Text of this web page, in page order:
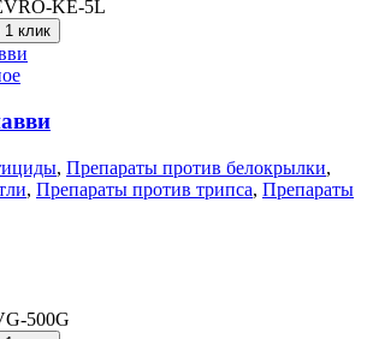
KE-5L
1 клик
, Препараты против белокрылки,
, Препараты против трипса, Препараты
500G